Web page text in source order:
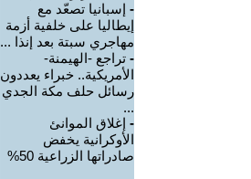
- إسبانيا تصعّد مع
إيطاليا على خلفية أزمة
مهاجري سبتة بعد إنذا ...
- تراجع -الهيمنة-
الأمريكية.. خبراء يعددون
رسائل حلف مكة الجدي
...
- إغلاق الموانئ
الأوكرانية يخفض
صادراتها الزراعية 50%